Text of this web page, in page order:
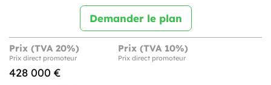
Demander le plan
Prix (TVA 20%)
Prix direct promoteur
428 000 €
Prix (TVA 10%)
Prix direct promoteur